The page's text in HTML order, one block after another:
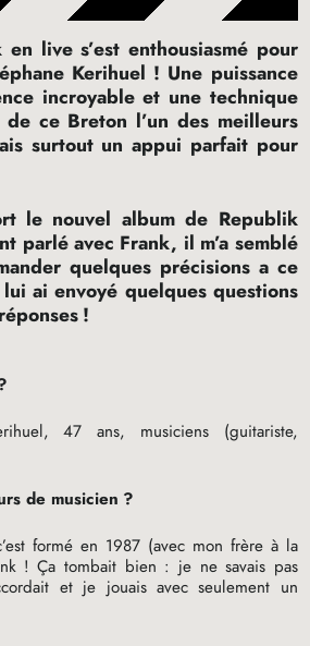
live s’est enthousiasmé pour
Kerihuel ! Une puissance
incroyable et une technique
ce Breton l’un des meilleurs
surtout un appui parfait pour
le nouvel album de Republik
parlé avec Frank, il m’a semblé
quelques précisions a ce
lui ai envoyé quelques questions
!
47 ans, musiciens (guitariste,
de musicien ?
formé en 1987 (avec mon frère à la
! Ça tombait bien : je ne savais pas
et je jouais avec seulement un